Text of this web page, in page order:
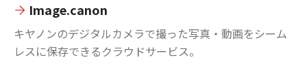
Image.canon
キヤノンのデジタルカメラで撮った写真・動画をシーム
レスに保存できるクラウドサービス。